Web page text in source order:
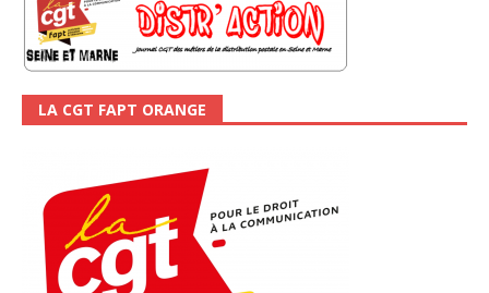
LA CGT FAPT ORANGE